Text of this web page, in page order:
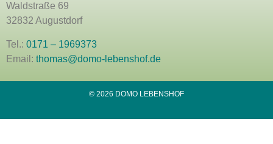
Waldstraße 69
32832 Augustdorf
Tel.: 0171 – 1969373
Email: thomas@domo-lebenshof.de
© 2026 DOMO LEBENSHOF